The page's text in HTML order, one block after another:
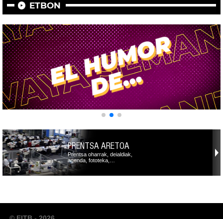
ETBON
PRENTSA ARETOA
Prentsa oharrak, deialdiak,
agenda, fototeka,…